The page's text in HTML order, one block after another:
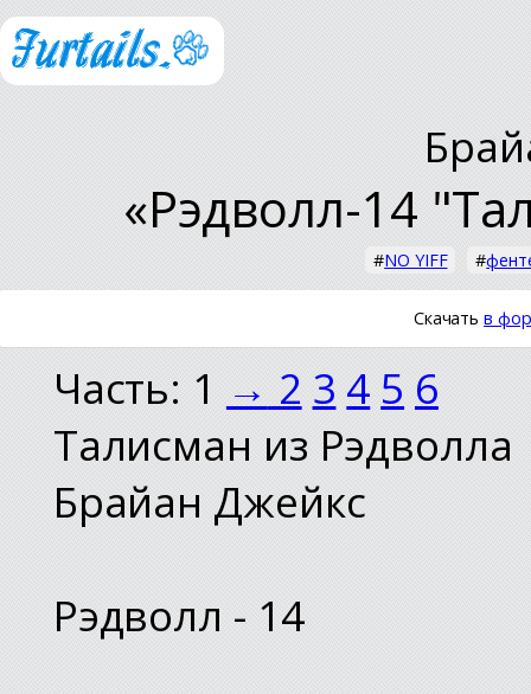
«Рэдволл-14
#NO YIFF #
Скачатьв
Часть: 1 → 2 3 4 5 6
Талисман из Рэдволла
Брайан Джейкс
Рэдволл - 14